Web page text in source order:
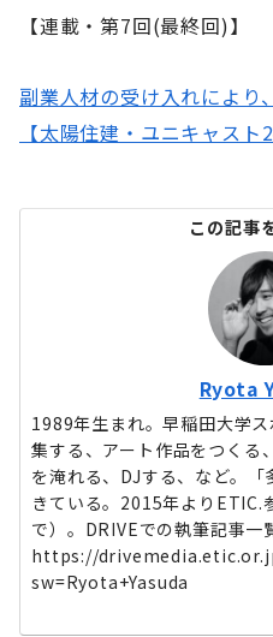
【連載・第7回(最終回)】
副業人材の受け入れにより
【太陽住建・ユニキャスト
この記事
Ryota
1989年生まれ。早稲田大学
集する、アート作品をつくる
を淹れる、DJする、など。
きている。2015年よりETIC.
で）。DRIVEでの執筆記事一
https://
sw=Ryota+Yasuda